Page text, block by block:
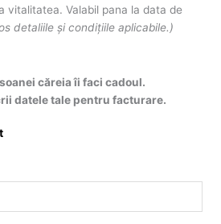
vitalitatea. Valabil pana la data de
detaliile și condițiile aplicabile.)
căreia îi faci cadoul.
datele tale pentru facturare.